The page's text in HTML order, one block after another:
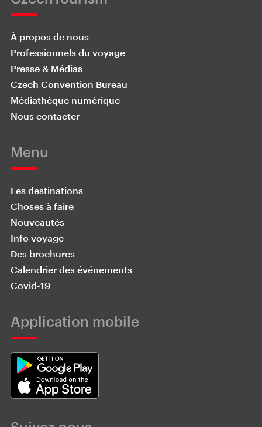
À propos de nous
Professionnels du voyage
Presse & Médias
Czech Convention Bureau
Médiathèque numérique
Nous contacter
Menu
Les destinations
Choses à faire
Nouveautés
Info voyage
Des brochures
Calendrier des événements
Covid-19
Application mobile